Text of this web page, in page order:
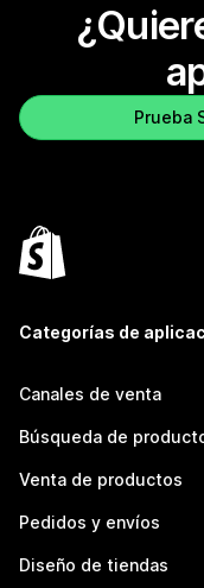
Prueba
Categorías de
Canales de venta
Búsqueda de
Venta de productos
Pedidos y envíos
Diseño de tiendas